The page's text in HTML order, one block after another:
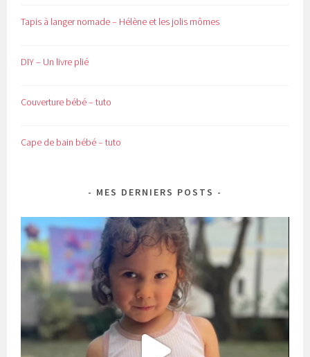
Tapis à langer nomade – Hélène et les jolis mômes
DIY – Un livre plié
Couverture bébé – tuto
Cape de bain bébé – tuto
MES DERNIERS POSTS